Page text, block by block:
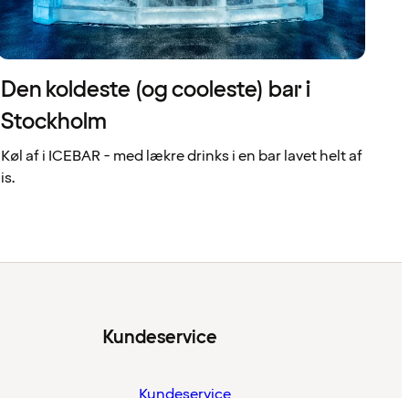
Den koldeste (og cooleste) bar i
Stockholm
Køl af i ICEBAR - med lækre drinks i en bar lavet helt af
is.
Kundeservice